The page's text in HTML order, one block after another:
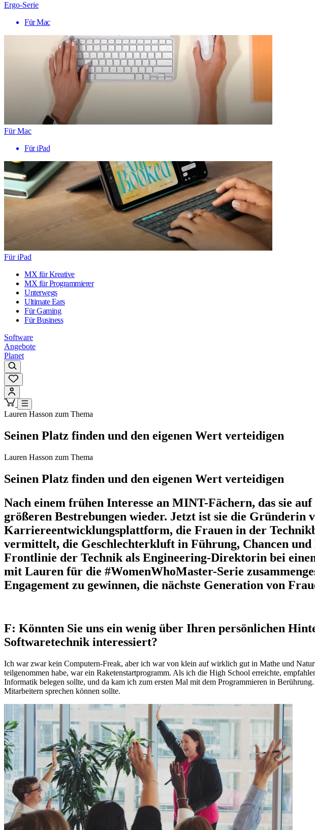
Ergo-Serie
Für Mac
Für Mac
Für iPad
Für iPad
MX für Kreative
MX für Programmierer
Unterwegs
Ultimate Ears
Für Gaming
Für Business
Software
Angebote
Planet
Lauren Hasson zum Thema
Seinen Platz finden und den eigenen Wert verteidigen
Lauren Hasson zum Thema
Seinen Platz finden und den eigenen Wert verteidigen
Nach einem frühen Interesse an MINT-Fächern, das sie
größeren Bestrebungen wieder. Jetzt ist sie die Gründerin
Karriereentwicklungsplattform, die Frauen in der
vermittelt, die Geschlechterkluft in Führung, Chancen
Frontlinie der Technik als Engineering-Direktorin bei
mit Lauren für die #WomenWhoMaster-Serie
Engagement zu gewinnen, die nächste Generation von
F: Könnten Sie uns ein wenig über Ihren persönlichen
Softwaretechnik interessiert?
Ich war zwar kein Computern-Freak, aber ich war von klein auf wirklich gut in Mathe und
teilgenommen habe, war ein Raketenstartprogramm. Als ich die High School erreichte,
Informatik belegen sollte, und da kam ich zum ersten Mal mit dem Programmieren in
Mitarbeitern sprechen können sollte.